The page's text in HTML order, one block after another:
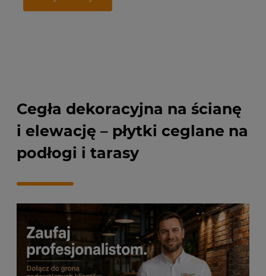
Najniższa cena:79,00 zł
Cegła dekoracyjna na ścianę
i elewację – płytki ceglane na